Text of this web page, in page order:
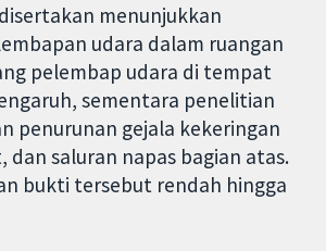
menunjukkan
udara dalam ruangan
pelembap udara di tempat
sementara penelitian
penurunan gejala kekeringan
dan saluran napas bagian atas.
bukti tersebut rendah hingga